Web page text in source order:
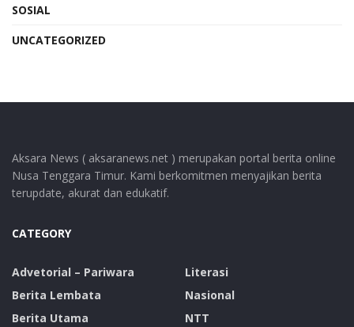
SOSIAL
UNCATEGORIZED
Aksara News ( aksaranews.net ) merupakan portal berita online
Nusa Tenggara Timur. Kami berkomitmen menyajikan berita
terupdate, akurat dan edukatif.
CATEGORY
Advetorial – Pariwara
Berita Lembata
Berita Utama
Literasi
Nasional
NTT